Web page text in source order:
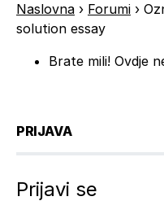
Naslovna › Forumi ›
solution essay
Brate mili! Ovdje
PRIJAVA
Prijavi se